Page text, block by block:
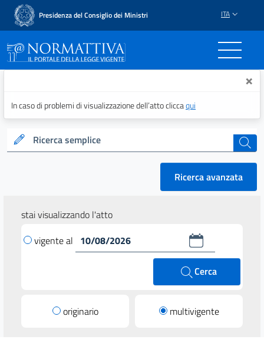
Presidenza del Consiglio dei Ministri ITA
Normattiva - Il portale ×
In caso di problemi di visualizzazione dell’atto cliccaqui
Ricerca semplice cerca
Ricerca avanzata
stai visualizzando l'atto
vigente al
Cerca
originario multivigente